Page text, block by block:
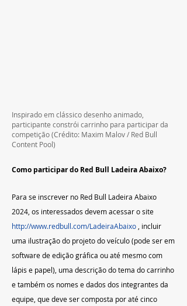
Inspirado em clássico desenho animado,
participante constrói carrinho para participar da
competição (Crédito: Maxim Malov / Red Bull
Content Pool)
Como participar do Red Bull Ladeira Abaixo?
Para se inscrever no Red Bull Ladeira Abaixo
2024, os interessados devem acessar o site
http://www.redbull.com/LadeiraAbaixo , incluir
uma ilustração do projeto do veículo (pode ser em
software de edição gráfica ou até mesmo com
lápis e papel), uma descrição do tema do carrinho
e também os nomes e dados dos integrantes da
equipe, que deve ser composta por até cinco